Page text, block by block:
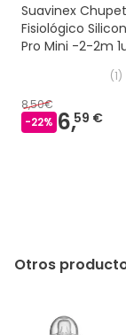
Suavinex
Fisiológico
Pro Mini -2-2m
(1)
8,50€
-22% 6,59 €
Otros